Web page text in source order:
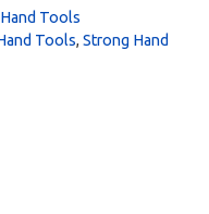
Tools
Tools, Strong Hand